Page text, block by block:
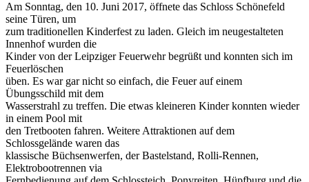
Am Sonntag, den 10. Juni 2017, öffnete das Schloss Schönefeld
seine Türen, um
zum traditionellen Kinderfest zu laden. Gleich im neugestalteten
Innenhof wurden die
Kinder von der Leipziger Feuerwehr begrüßt und konnten sich im
Feuerlöschen
üben. Es war gar nicht so einfach, die Feuer auf einem
Übungsschild mit dem
Wasserstrahl zu treffen. Die etwas kleineren Kinder konnten wieder
in einem Pool mit
den Tretbooten fahren. Weitere Attraktionen auf dem
Schlossgelände waren das
klassische Büchsenwerfen, der Bastelstand, Rolli-Rennen,
Elektrobootrennen via